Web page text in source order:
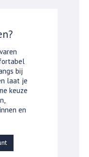
bij
laat je
keuze
en